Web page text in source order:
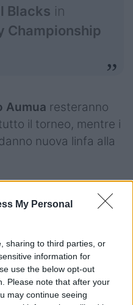
My Personal
sharing to third parties, or
information for
use the below opt-out
Please note that after your
may continue seeing
Blacks in
Championship
Aumua resteranno
il torneo, mentre i
nuova linfa alla
Tamaiti
e Josh
Robertson.
noi sfide